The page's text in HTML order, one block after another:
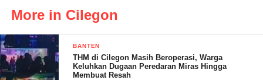
Link Grant Sutera Cilegon (GSC) mudah mudahan bisa
bermanfaat bagi seluruh warga GSC untuk melaksanakan
Posyandu, karena sebelumnya warga GSC melakukan Posyandu
nya di salah satu warga,” Ungkap Nanang.
More in Cilegon
BANTEN
THM di Cilegon Masih Beroperasi, Warga
Keluhkan Dugaan Peredaran Miras Hingga
Membuat Resah